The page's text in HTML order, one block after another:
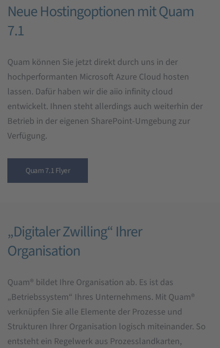
Neue Hostingoptionen mit Quam
7.1
Quam können Sie jetzt direkt durch uns in der
hochperformanten Microsoft Azure Cloud hosten
lassen. Dafür haben wir die aiio infinity cloud
entwickelt. Ihnen steht allerdings auch weiterhin der
Betrieb in der eigenen SharePoint-Umgebung zur
Verfügung.
Quam 7.1 Flyer
„Digitaler Zwilling“ Ihrer
Organisation
Quam® bildet Ihre Organisation ab. Es ist das
„Betriebssystem“ Ihres Unternehmens. Mit Quam®
verknüpfen Sie alle Elemente der Prozesse und
Strukturen Ihrer Organisation logisch miteinander. So
entsteht ein Regelwerk aus Prozesslandkarten,